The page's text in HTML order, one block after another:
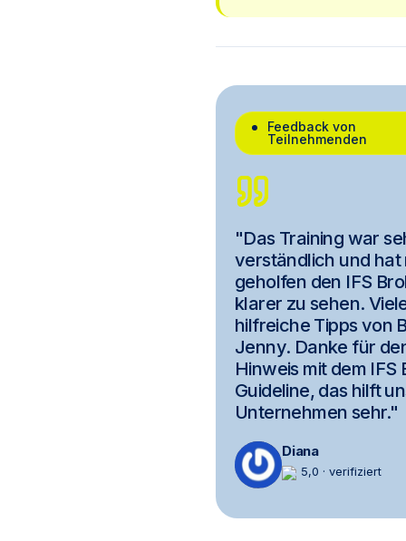
Feedback von
Teilnehmenden
"Das Training war
verständlich und hat
geholfen den IFS
klarer zu sehen.
hilfreiche Tipps von
Jenny. Danke für
Hinweis mit dem IFS
Guideline, das hilft
Unternehmen sehr."
Diana
5,0 · verifiziert